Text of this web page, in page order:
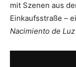
mit Szenen aus
Einkaufsstraße –
Nacimiento de Luz